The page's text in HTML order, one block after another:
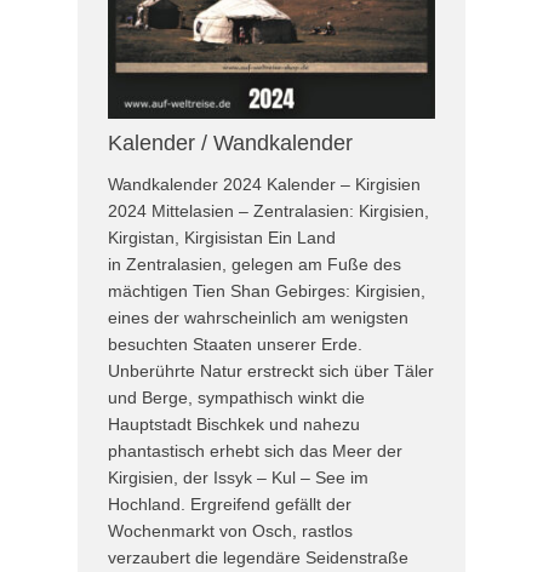
Kalender / Wandkalender
Wandkalender 2024 Kalender – Kirgisien
2024 Mittelasien – Zentralasien: Kirgisien,
Kirgistan, Kirgisistan Ein Land
in Zentralasien, gelegen am Fuße des
mächtigen Tien Shan Gebirges: Kirgisien,
eines der wahrscheinlich am wenigsten
besuchten Staaten unserer Erde.
Unberührte Natur erstreckt sich über Täler
und Berge, sympathisch winkt die
Hauptstadt Bischkek und nahezu
phantastisch erhebt sich das Meer der
Kirgisien, der Issyk – Kul – See im
Hochland. Ergreifend gefällt der
Wochenmarkt von Osch, rastlos
verzaubert die legendäre Seidenstraße